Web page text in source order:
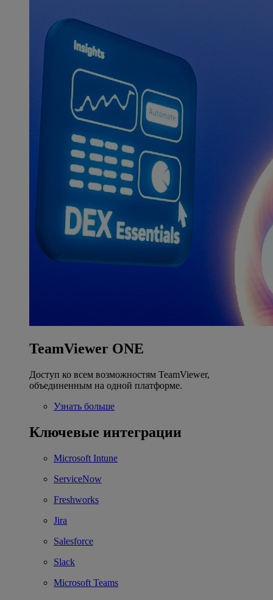
TeamViewer ONE
Доступ ко всем возможностям TeamViewer,
объединенным на одной платформе.
Узнать больше
Ключевые интеграции
Microsoft Intune
ServiceNow
Freshworks
Jira
Salesforce
Slack
Microsoft Teams